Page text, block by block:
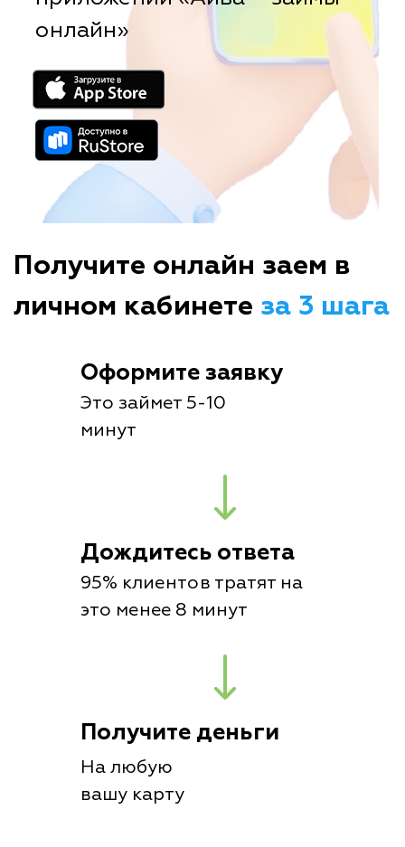
онлайн»
Получите онлайн заем в
личном кабинете за 3 шага
Оформите заявку
Это займет 5-10
минут
Дождитесь ответа
95% клиентов тратят на
это менее 8 минут
Получите деньги
На любую
вашу карту